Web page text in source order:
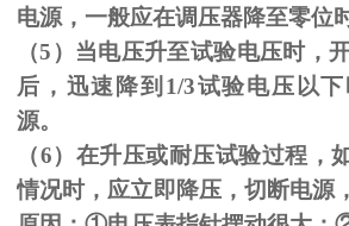
电源，一般应在调压器降至零位
（5 ）当电压升至试验电压时，
后，迅速降到 1/3试验电压以
源。
（6）在升压或耐压试验过程，
情况时，应立即降压，切断电源